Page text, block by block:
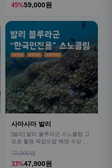
45%59,000원
사마사마 발리
[발리] 발리 블루라군 스노쿨링 고
프로 촬영 픽업드랍 해양 수상 액
72,000원
33%47,900원